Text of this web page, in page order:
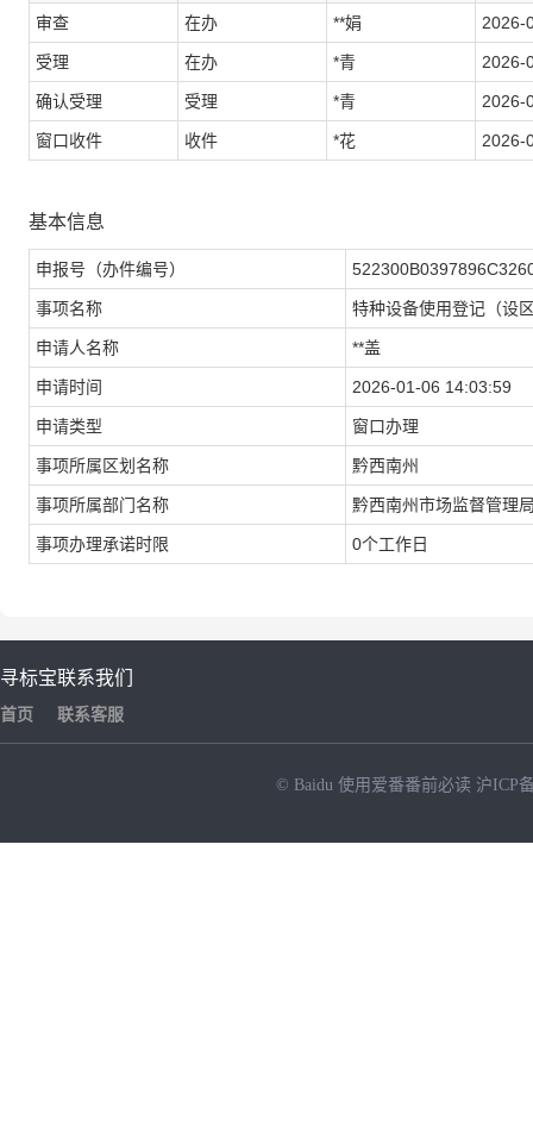
审查 在办 **娟 2026-
受理 在办 *青 2026-
确认受理 受理 *青 2026-
窗口收件 收件 *花 2026-
基本信息
申报号（办件编号）
事项名称 特种设备使用登记（设
申请人名称 **盖
申请时间 2026-01-06 14:03:59
申请类型 窗口办理
事项所属区划名称 黔西南州
事项所属部门名称 黔西南州市场监督管理
事项办理承诺时限 0个工作日
寻标宝
首页
联系我们
联系客服
© Baidu 使用爱番番前必读 沪ICP